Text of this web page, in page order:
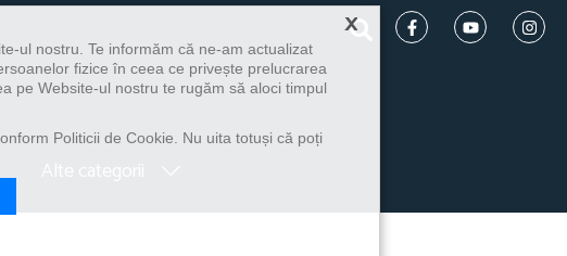
×
ul nostru. Te informăm că ne-am actualizat
fizice în ceea ce privește prelucrarea
pe Website-ul nostru te rugăm să aloci timpul
Politicii de Cookie. Nu uita totuși că poți